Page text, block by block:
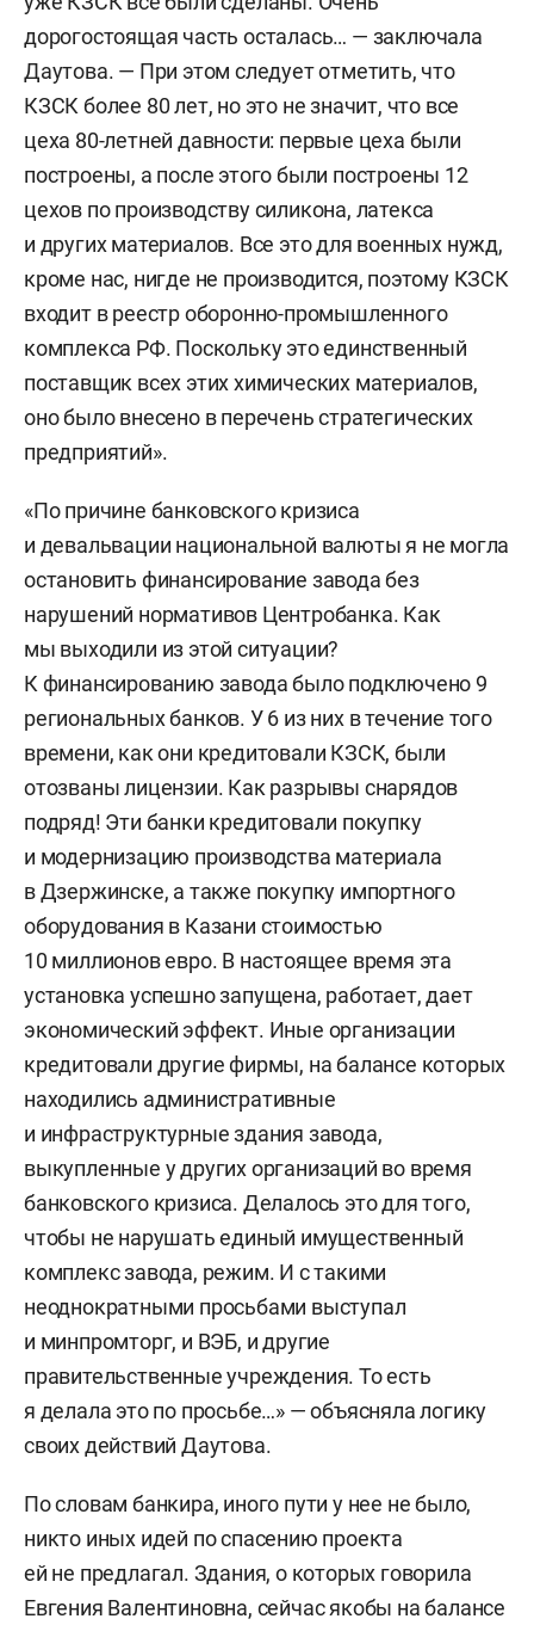
дорогостоящая часть осталась… — заключала
Даутова. — При этом следует отметить, что
КЗСК более 80 лет, но это не значит, что все
цеха 80-летней давности: первые цеха были
построены, а после этого были построены 12
цехов по производству силикона, латекса
и других материалов. Все это для военных нужд,
кроме нас, нигде не производится, поэтому КЗСК
входит в реестр оборонно-промышленного
комплекса РФ. Поскольку это единственный
поставщик всех этих химических материалов,
оно было внесено в перечень стратегических
предприятий».
«По причине банковского кризиса
и девальвации национальной валюты я не могла
остановить финансирование завода без
нарушений нормативов Центробанка. Как
мы выходили из этой ситуации?
К финансированию завода было подключено 9
региональных банков. У 6 из них в течение того
времени, как они кредитовали КЗСК, были
отозваны лицензии. Как разрывы снарядов
подряд! Эти банки кредитовали покупку
и модернизацию производства материала
в Дзержинске, а также покупку импортного
оборудования в Казани стоимостью
10 миллионов евро. В настоящее время эта
установка успешно запущена, работает, дает
экономический эффект. Иные организации
кредитовали другие фирмы, на балансе которых
находились административные
и инфраструктурные здания завода,
выкупленные у других организаций во время
банковского кризиса. Делалось это для того,
чтобы не нарушать единый имущественный
комплекс завода, режим. И с такими
неоднократными просьбами выступал
и минпромторг, и ВЭБ, и другие
правительственные учреждения. То есть
я делала это по просьбе…» — объясняла логику
своих действий Даутова.
По словам банкира, иного пути у нее не было,
никто иных идей по спасению проекта
ей не предлагал. Здания, о которых говорила
Евгения Валентиновна, сейчас якобы на балансе